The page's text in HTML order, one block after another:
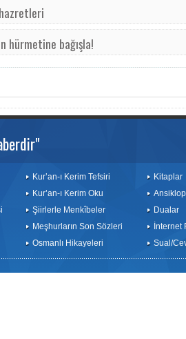
hürmetine bağışla!
Kur’an-ı Kerim Tefsiri
Kur’an-ı Kerim Oku
Şiirlerle Menkîbeler
Meşhurların Son Sözleri
Osmanlı Hikayeleri
Kitaplar
Dualar
İnternet
Sual/